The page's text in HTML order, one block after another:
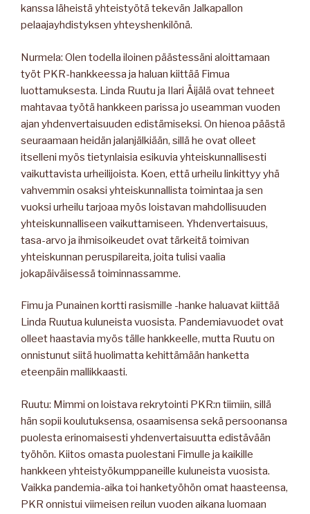
kanssa läheistä yhteistyötä tekevän Jalkapallon
pelaajayhdistyksen yhteyshenkilönä.
Nurmela: Olen todella iloinen päästessäni aloittamaan
työt PKR-hankkeessa ja haluan kiittää Fimua
luottamuksesta. Linda Ruutu ja Ilari Äijälä ovat tehneet
mahtavaa työtä hankkeen parissa jo useamman vuoden
ajan yhdenvertaisuuden edistämiseksi. On hienoa päästä
seuraamaan heidän jalanjälkiään, sillä he ovat olleet
itselleni myös tietynlaisia esikuvia yhteiskunnallisesti
vaikuttavista urheilijoista. Koen, että urheilu linkittyy yhä
vahvemmin osaksi yhteiskunnallista toimintaa ja sen
vuoksi urheilu tarjoaa myös loistavan mahdollisuuden
yhteiskunnalliseen vaikuttamiseen. Yhdenvertaisuus,
tasa-arvo ja ihmisoikeudet ovat tärkeitä toimivan
yhteiskunnan peruspilareita, joita tulisi vaalia
jokapäiväisessä toiminnassamme.
Fimu ja Punainen kortti rasismille -hanke haluavat kiittää
Linda Ruutua kuluneista vuosista. Pandemiavuodet ovat
olleet haastavia myös tälle hankkeelle, mutta Ruutu on
onnistunut siitä huolimatta kehittämään hanketta
eteenpäin mallikkaasti.
Ruutu: Mimmi on loistava rekrytointi PKR:n tiimiin, sillä
hän sopii koulutuksensa, osaamisensa sekä persoonansa
puolesta erinomaisesti yhdenvertaisuutta edistävään
työhön. Kiitos omasta puolestani Fimulle ja kaikille
hankkeen yhteistyökumppaneille kuluneista vuosista.
Vaikka pandemia-aika toi hanketyöhön omat haasteensa,
PKR onnistui viimeisen reilun vuoden aikana luomaan